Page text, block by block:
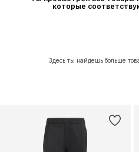
которые
Здесь ты найдешь больше